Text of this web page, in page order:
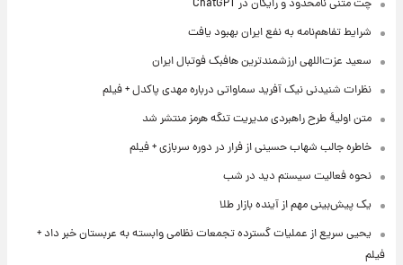
چت متنی نامحدود و رایگان در ChatGPT
شرایط تفاهم‌نامه به نفع ایران بهبود یافت
سعید عزت‌اللهی ارزشمندترین هافبک فوتبال ایران
نظرات شنیدنی نیک آفرید سماواتی درباره مهدی پاکدل + فیلم
متن اولیۀ طرح راهبردی مدیریت تنگه هرمز منتشر شد
خاطره جالب شهاب حسینی از فرار در دوره سربازی + فیلم
نحوه فعالیت سیستم دید در شب
یک پیش‌بینی مهم از آینده بازار طلا
یحیی سریع از عملیات گسترده تجمعات نظامی وابسته به عربستان خبر داد +
فیلم